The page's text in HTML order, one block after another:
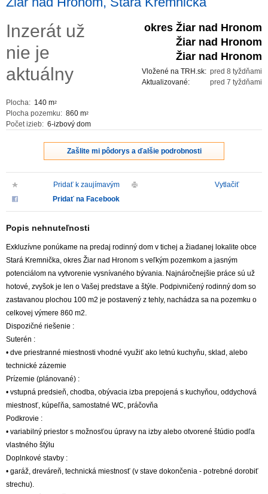
REKLAMA
PARTNERI
Inzerát už
nie je
aktuálny
Plocha: 140 m2
Plocha pozemku: 860 m2
Počet izieb: 6-izbový dom
okres Žiar nad Hronom
Žiar nad Hronom
Žiar nad Hronom
pred 8 tyždňami
Vložené na TRH.sk:
pred 7 tyždňami
Aktualizované:
Zašlite mi pôdorys a ďalšie podrobnosti
Pridať k zaujímavým
Vytlačiť
Pridať na Facebook
Popis nehnuteľnosti
Exkluzívne ponúkame na predaj rodinný dom v tichej a žiadanej lokalite obce
Stará Kremnička, okres Žiar nad Hronom s veľkým pozemkom a jasným
potenciálom na vytvorenie vysnívaného bývania. Najnáročnejšie práce sú už
hotové, zvyšok je len o Vašej predstave a štýle. Podpivničený rodinný dom so
zastavanou plochou 100 m2 je postavený z tehly, nachádza sa na pozemku o
celkovej výmere 860 m2.
Dispozičné riešenie :
Suterén :
• dve priestranné miestnosti vhodné využiť ako letnú kuchyňu, sklad, alebo
technické zázemie
Prízemie (plánované) :
• vstupná predsieň, chodba, obývacia izba prepojená s kuchyňou, oddychová
miestnosť, kúpeľňa, samostatné WC, práčovňa
Podkrovie :
• variabilný priestor s možnosťou úpravy na izby alebo otvorené štúdio podľa
vlastného štýlu
Doplnkové stavby :
• garáž, dreváreň, technická miestnosť (v stave dokončenia - potrebné dorobiť
strechu).